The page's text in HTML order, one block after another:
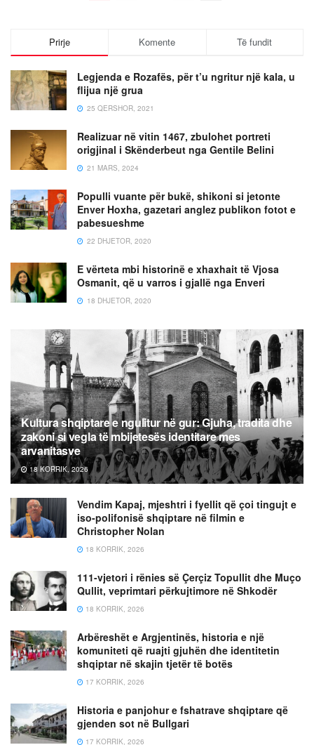
Prirje Komente Të fundit
Legjenda e Rozafës, për t’u ngritur një kala, u
flijua një grua
25 QERSHOR, 2021
Realizuar në vitin 1467, zbulohet portreti
origjinal i Skënderbeut nga Gentile Belini
21 MARS, 2024
Populli vuante për bukë, shikoni si jetonte
Enver Hoxha, gazetari anglez publikon fotot e
pabesueshme
22 DHJETOR, 2020
E vërteta mbi historinë e xhaxhait të Vjosa
Osmanit, që u varros i gjallë nga Enveri
18 DHJETOR, 2020
Kultura shqiptare e ngulitur në gur: Gjuha, tradita dhe
zakoni si vegla të mbijetesës identitare mes
arvanitasve
18 KORRIK, 2026
Vendim Kapaj, mjeshtri i fyellit që çoi tingujt e
iso-polifonisë shqiptare në filmin e
Christopher Nolan
18 KORRIK, 2026
111-vjetori i rënies së Çerçiz Topullit dhe Muço
Qullit, veprimtari përkujtimore në Shkodër
18 KORRIK, 2026
Arbëreshët e Argjentinës, historia e një
komuniteti që ruajti gjuhën dhe identitetin
shqiptar në skajin tjetër të botës
17 KORRIK, 2026
Historia e panjohur e fshatrave shqiptare që
gjenden sot në Bullgari
17 KORRIK, 2026